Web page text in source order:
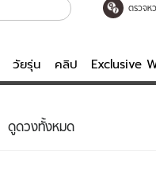
ตรวจห
วัยรุ่น คลิป Exclusive
ดูดวงทั้งหมด